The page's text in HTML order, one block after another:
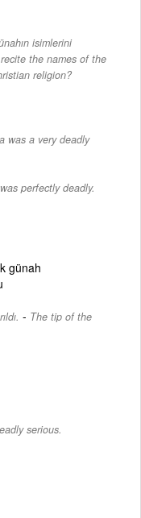
isimlerini
the names of the
religion?
was a very deadly
perfectly deadly.
günah
- The tip of the
serious.